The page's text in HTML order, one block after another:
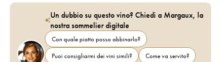
Un dubbio su questo vino? Chiedi a Margaux, la
nostra sommelier digitale
Con quale piatto posso abbinarlo?
Puoi consigliarmi dei vini simili?
Come va servito?